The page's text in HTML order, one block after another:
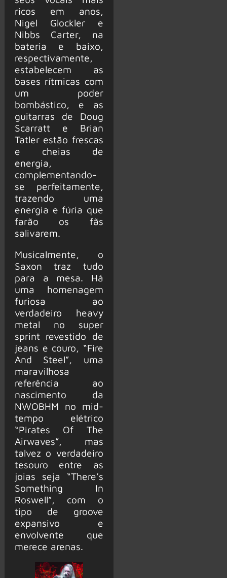
ricos em anos,
Nigel Glockler e
Nibbs Carter, na
bateria e baixo,
respectivamente,
estabelecem as
bases rítmicas com
um poder
bombástico, e as
guitarras de Doug
Scarratt e Brian
Tatler estão frescas
e cheias de
energia,
complementando-
se perfeitamente,
trazendo uma
energia e fúria que
farão os fãs
salivarem.
Musicalmente, o
Saxon traz tudo
para a mesa. Há
uma homenagem
furiosa ao
verdadeiro heavy
metal no super
sprint revestido de
jeans e couro, “Fire
And Steel”, uma
maravilhosa
referência ao
nascimento da
NWOBHM no mid-
tempo elétrico
“Pirates Of The
Airwaves”, mas
talvez o verdadeiro
tesouro entre as
joias seja “There’s
Something In
Roswell”, com o
tipo de groove
expansivo e
envolvente que
merece arenas.